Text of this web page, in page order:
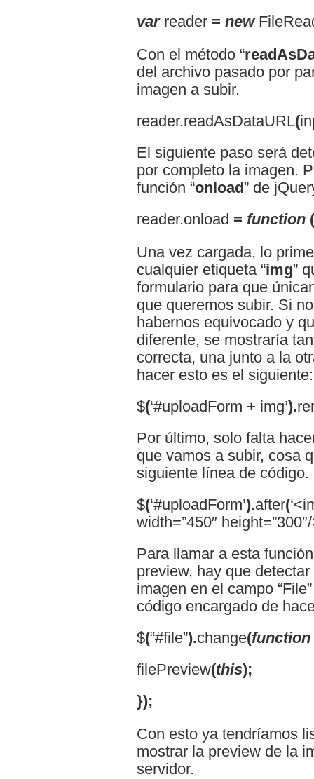
varreader = new
Con el método “
del archivo pasado por
imagen a subir.
reader.readAsDataURL(
El siguiente paso será
por completo la imagen.
función “onload” de
reader.onload = function (
Una vez cargada, lo
cualquier etiqueta “img”
formulario para que
que queremos subir. Si
habernos equivocado y
diferente, se mostraría
correcta, una junto a la
hacer esto es el siguiente:
$(‘#uploadForm + img’).
Por último, solo falta
que vamos a subir, cosa
siguiente línea de código.
$(‘#uploadForm’).after(
width=”450″ height=”300″/
Para llamar a esta
preview, hay que
imagen en el campo
código encargado de
$(“#file”).change(function
filePreview(this);
});
Con esto ya tendríamos
mostrar la preview de la
servidor.